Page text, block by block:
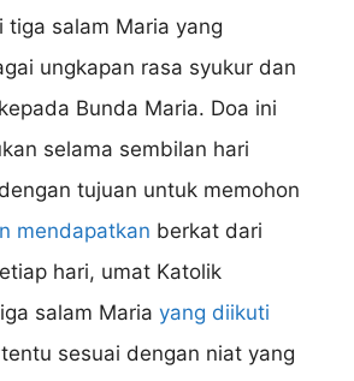
tiga salam Maria yang
ungkapan rasa syukur dan
Bunda Maria. Doa ini
selama sembilan hari
tujuan untuk memohon
mendapatkan berkat dari
hari, umat Katolik
salam Maria yang diikuti
sesuai dengan niat yang